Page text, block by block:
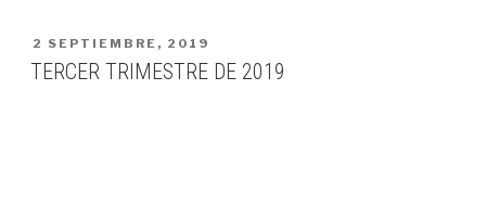
PUBLICADO
EN
2 SEPTIEMBRE, 2019
TERCER TRIMESTRE DE 2019